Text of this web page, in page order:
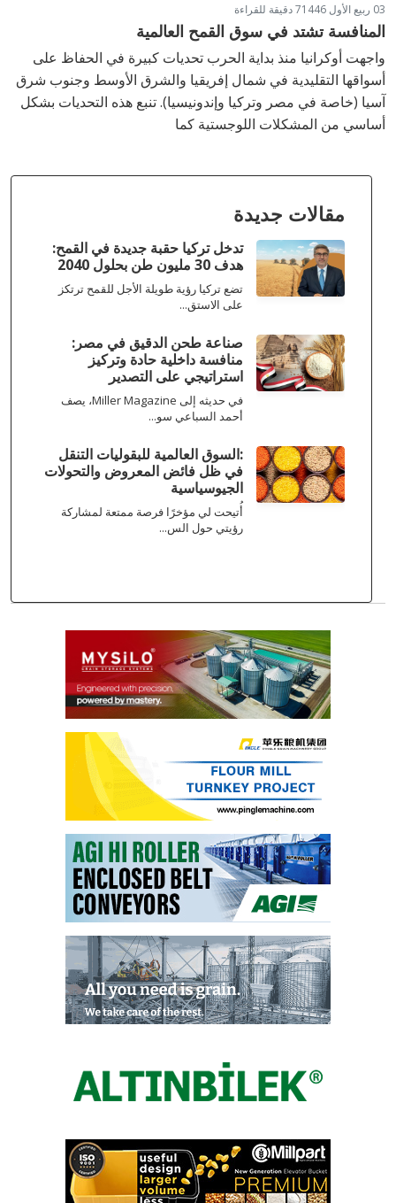
03 ربيع الأول 1446 7 دقيقة للقراءة
المنافسة تشتد في سوق القمح العالمية
واجهت أوكرانيا منذ بداية الحرب تحديات كبيرة في الحفاظ على
أسواقها التقليدية في شمال إفريقيا والشرق الأوسط وجنوب شرق
آسيا (خاصة في مصر وتركيا وإندونيسيا). تنبع هذه التحديات بشكل
أساسي من المشكلات اللوجستية كما
مقالات جديدة
تدخل تركيا حقبة جديدة في القمح:
هدف 30 مليون طن بحلول 2040
تضع تركيا رؤية طويلة الأجل للقمح ترتكز
على الاستق...
صناعة طحن الدقيق في مصر:
منافسة داخلية حادة وتركيز
استراتيجي على التصدير
في حديثه إلى Miller Magazine، يصف
أحمد السباعي سو...
:السوق العالمية للبقوليات التنقل
في ظل فائض المعروض والتحولات
الجيوسياسية
أُتيحت لي مؤخرًا فرصة ممتعة لمشاركة
رؤيتي حول الس...